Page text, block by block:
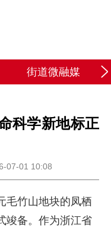
街道微融媒
科学新地标正
07-01 10:08
毛竹山地块的凤栖
竣备。作为浙江省